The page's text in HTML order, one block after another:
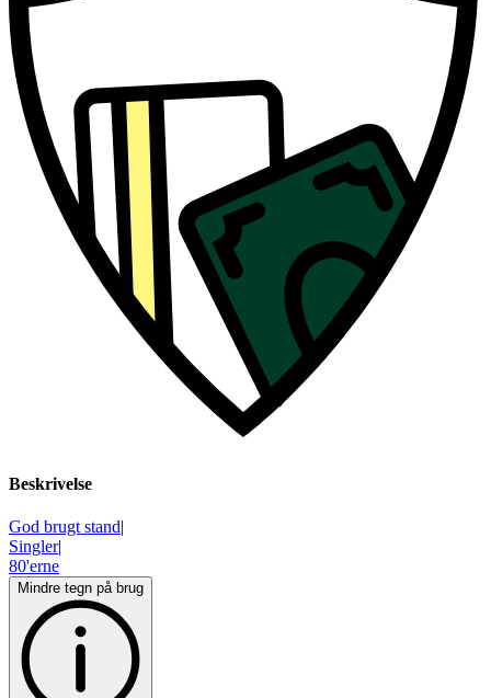
Beskrivelse
God brugt stand|
Singler|
80'erne
Mindre tegn på brug